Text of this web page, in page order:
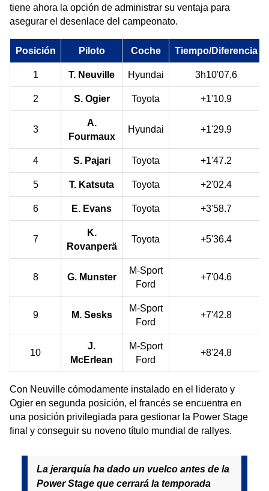
tiene ahora la opción de administrar su ventaja para
asegurar el desenlace del campeonato.
Posición Piloto Coche Tiempo/Diferencia
1 T. Neuville Hyundai 3h10'07.6
2 S. Ogier Toyota +1'10.9
3
A.
Fourmaux
Hyundai +1'29.9
4 S. Pajari Toyota +1'47.2
5 T. Katsuta Toyota +2'02.4
6 E. Evans Toyota +3'58.7
7
K.
Rovanperä
Toyota +5'36.4
8 G. Munster
M-Sport
Ford
+7'04.6
9 M. Sesks
M-Sport
Ford
+7'42.8
10
J.
McErlean
M-Sport
Ford
+8'24.8
Con Neuville cómodamente instalado en el liderato y
Ogier en segunda posición, el francés se encuentra en
una posición privilegiada para gestionar la Power Stage
final y conseguir su noveno título mundial de rallyes.
La jerarquía ha dado un vuelco antes de la
Power Stage que cerrará la temporada